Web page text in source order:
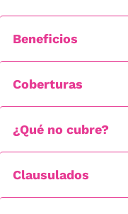
Beneficios
Coberturas
¿Qué no cubre?
Clausulados